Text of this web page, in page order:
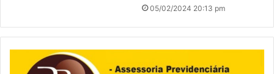
05/02/2024 20:13 pm